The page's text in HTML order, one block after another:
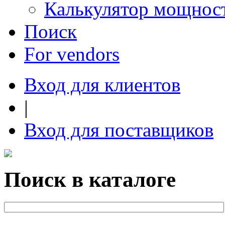
Калькулятор
Поиск
For vendors
Вход для клиентов
|
Вход для поставщиков
Поиск в каталоге